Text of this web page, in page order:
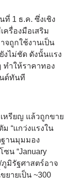
ที่ 1 ธ.ค. ซึ่งเชิง
รื่องมือเสริม
จถูกใช้งานเป็น
งไม่ชัด ดังนั้นแรง
ทำให้ราคาทอง
นด์ทันที
หรียญ แล้วถูกขาย
“แกว่งแรงใน
ฐานมุมมอง
ซน “January
มิรัฐศาสตร์อาจ
ยายเป็น ~300